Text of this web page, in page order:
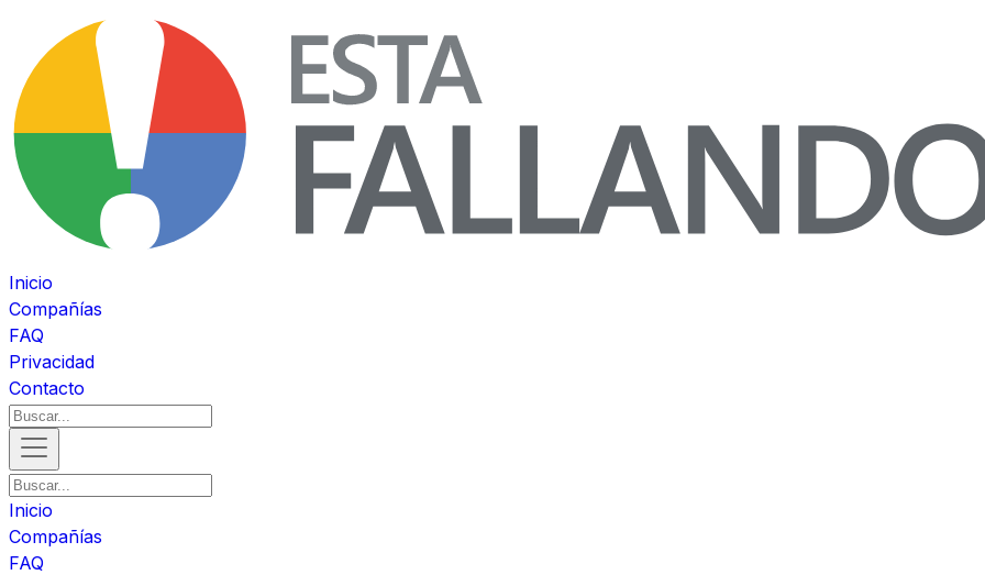
Inicio
Compañías
FAQ
Privacidad
Contacto
Inicio
Compañías
FAQ